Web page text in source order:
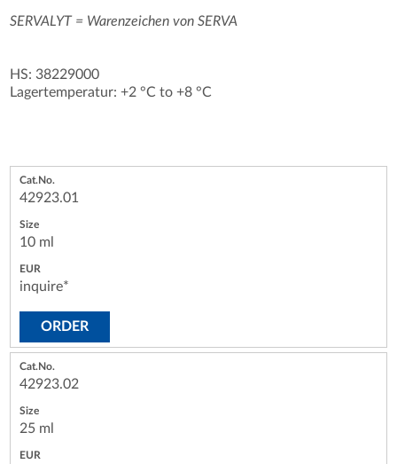
SERVALYT = Warenzeichen von SERVA
HS: 38229000
Lagertemperatur: +2 °C to +8 °C
42923.01
10 ml
inquire*
ORDER
42923.02
25 ml